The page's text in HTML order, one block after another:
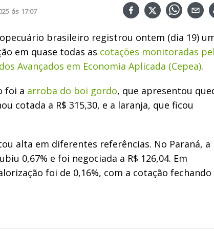
ás 17:07
brasileiro registrou ontem (dia 19)
em quase todas as cotações monitoradas
Avançados em Economia Aplicada (Cepea).
foi a arroba do boi gordo, que apresentou
cotada a R$ 315,30, e a laranja, que ficou
alta em diferentes referências. No Paraná, a
0,67% e foi negociada a R$ 126,04. Em
foi de 0,16%, com a cotação fechando